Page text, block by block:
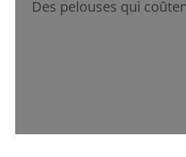
Des pelouses qui